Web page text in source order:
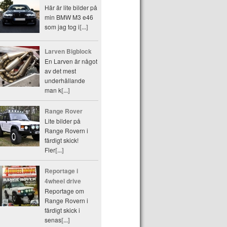
Här är lite bilder på
min BMW M3 e46
som jag tog i[...]
Larven Bigblock
En Larven är något
av det mest
underhållande
man k[...]
Range Rover
Lite bilder på
Range Rovern i
färdigt skick!
Fler[...]
Reportage i
4wheel drive
Reportage om
Range Rovern i
färdigt skick i
senas[...]